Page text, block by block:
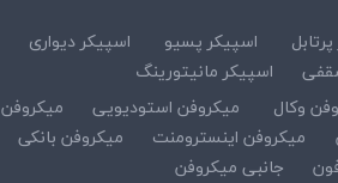
اسپیکر پسیو
اسپیکر دیواری
اسپیکر مانیتورینگ
وکال میکروفن استودیویی
میکروفن
میکروفن اینسترومنت
میکروفن بانکی
جانبی میکروفن